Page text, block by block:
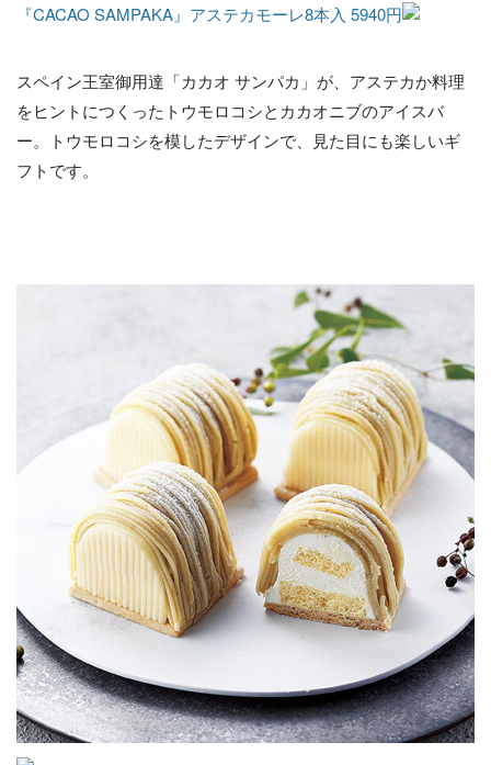
『CACAO SAMPAKA』アステカモーレ8本入 5940円
スペイン王室御用達「カカオ サンパカ」が、アステカか料理
をヒントにつくったトウモロコシとカカオニブのアイスバ
ー。トウモロコシを模したデザインで、見た目にも楽しいギ
フトです。